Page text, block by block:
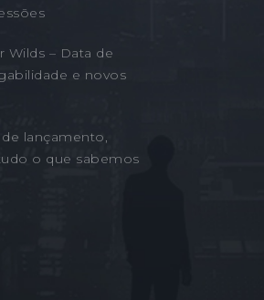
Wilds – Data de
e novos
lançamento,
o que sabemos